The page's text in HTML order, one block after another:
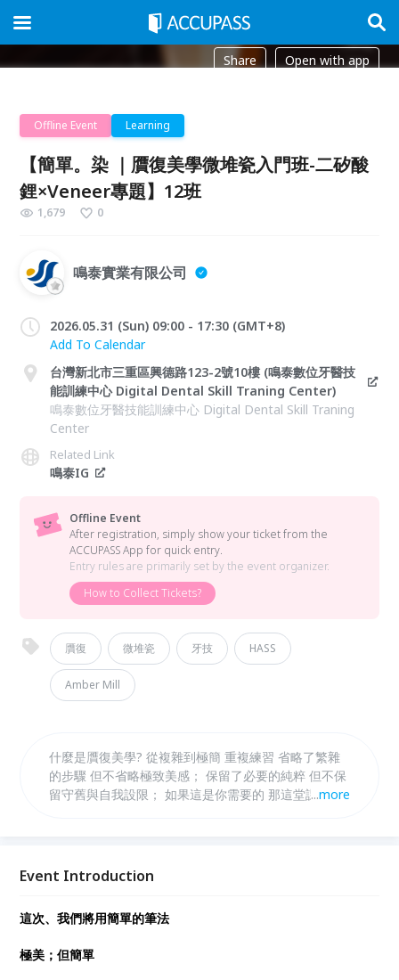
Share Open with app
Offline Event Learning
【簡單。染 ｜贋復美學微堆瓷入門班-二矽酸
鋰×Veneer專題】12班
1,679 0
鳴泰實業有限公司
2026.05.31 (Sun) 09:00 - 17:30 (GMT+8)
Add To Calendar
台灣新北市三重區興德路123-2號10樓 (鳴泰數位牙醫技
能訓練中心 Digital Dental Skill Traning Center)
鳴泰數位牙醫技能訓練中心 Digital Dental Skill Traning
Center
Related Link
鳴泰IG
Offline Event
After registration, simply show your ticket from the
ACCUPASS App for quick entry.
Entry rules are primarily set by the event organizer.
How to Collect Tickets?
贋復 微堆瓷 牙技 HASS
Amber Mill
什麼是贋復美學? 從複雜到極簡 重複練習 省略了繁雜
的步驟 但不省略極致美感； 保留了必要的純粹 但不保
留守舊與自我設限； 如果這是你需要的 那這堂課 你務
...more
Event Introduction
這次、我們將用簡單的筆法
極美；但簡單